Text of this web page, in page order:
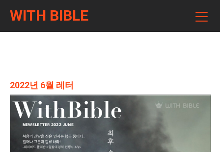
WITH BIBLE
2022년 6월 레터